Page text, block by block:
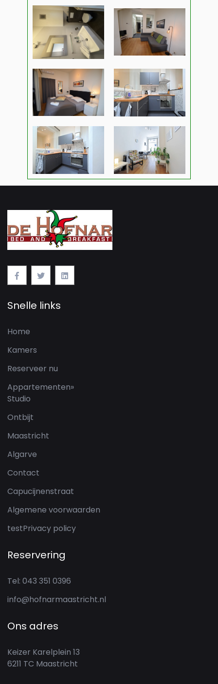
Snelle links
Home
Kamers
Reserveer nu
Appartementen»
Studio
Ontbijt
Maastricht
Algarve
Contact
Capucijnenstraat
Algemene voorwaarden
testPrivacy policy
Reservering
Tel: 043 351 0396
info@hofnarmaastricht.nl
Ons adres
Keizer Karelplein 13
6211 TC Maastricht